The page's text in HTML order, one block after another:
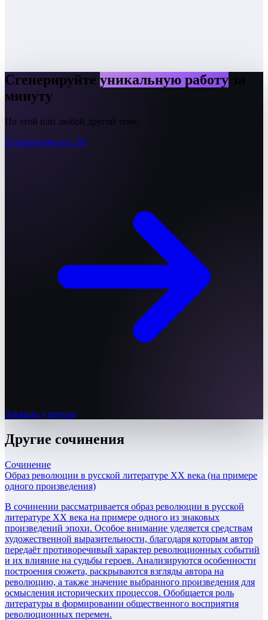
Сгенерируйте уникальную работу
минуту
По этой или любой другой теме.
Сгенерировать с AI
Заказать у автора
Другие сочинения
Сочинение
Образ революции в русской литературе XX века (на примере
одного произведения)
В сочинении рассматривается образ революции в русской
литературе XX века на примере одного из знаковых
произведений эпохи. Особое внимание уделяется средствам
художественной выразительности, благодаря которым автор
передаёт противоречивый характер революционных событий
и их влияние на судьбы героев. Анализируются особенности
построения сюжета, раскрываются взгляды автора на
революцию, а также значение выбранного произведения для
осмысления исторических процессов. Обобщается роль
литературы в формировании общественного восприятия
революционных перемен.